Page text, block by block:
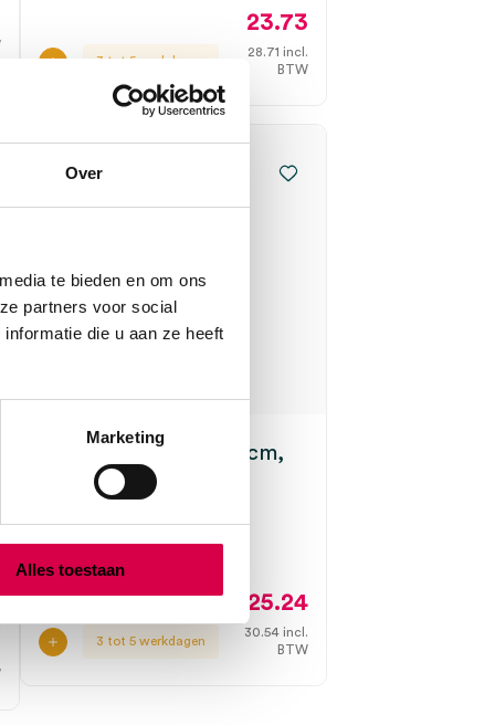
Over
te bieden en om ons
partners voor social
die u aan ze heeft
Marketing
Alles toestaan
3 tot 5 werkdagen
23.73
28.71 incl.
BTW
Stemvork, 128Hz, 20cm,
rvs (1)
1 stuk, 20cm, RVS
3 tot 5 werkdagen
25.24
30.54 incl.
BTW